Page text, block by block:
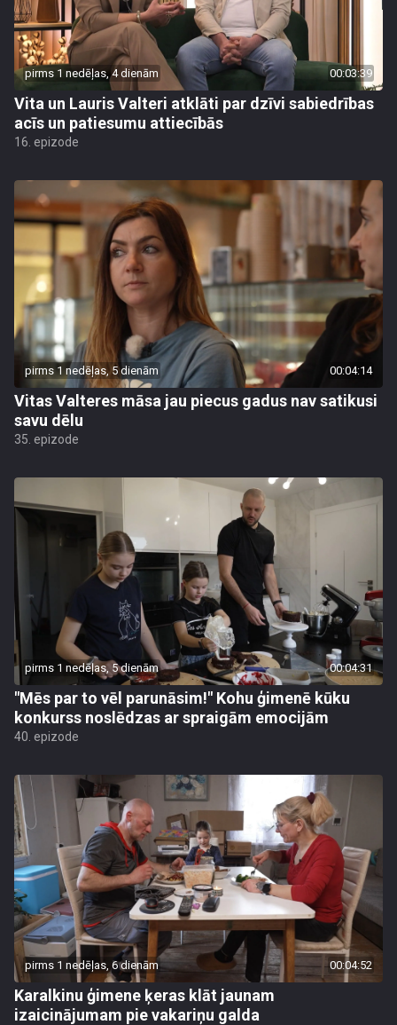
pirms 1 nedēļas, 4 dienām 00:03:39
Vita un Lauris Valteri atklāti par dzīvi sabiedrības
acīs un patiesumu attiecībās
16. epizode
pirms 1 nedēļas, 5 dienām 00:04:14
Vitas Valteres māsa jau piecus gadus nav satikusi
savu dēlu
35. epizode
pirms 1 nedēļas, 5 dienām 00:04:31
"Mēs par to vēl parunāsim!" Kohu ģimenē kūku
konkurss noslēdzas ar spraigām emocijām
40. epizode
pirms 1 nedēļas, 6 dienām 00:04:52
Karalkinu ģimene ķeras klāt jaunam
izaicinājumam pie vakariņu galda